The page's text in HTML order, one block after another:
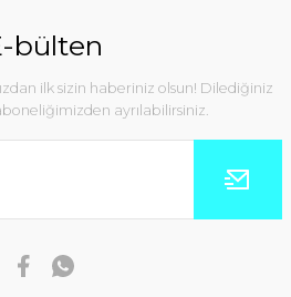
bülten
ilk sizin haberiniz olsun! Dilediğiniz
ayrılabilirsiniz.